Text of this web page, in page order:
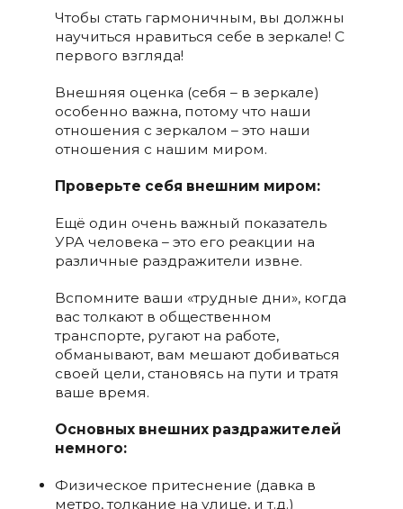
Чтобы стать гармоничным, вы должны
научиться нравиться себе в зеркале! С
первого взгляда!
Внешняя оценка (себя – в зеркале)
особенно важна, потому что наши
отношения с зеркалом – это наши
отношения с нашим миром.
Проверьте себя внешним миром:
Ещё один очень важный показатель
УРА человека – это его реакции на
различные раздражители извне.
Вспомните ваши «трудные дни», когда
вас толкают в общественном
транспорте, ругают на работе,
обманывают, вам мешают добиваться
своей цели, становясь на пути и тратя
ваше время.
Основных внешних раздражителей
немного:
Физическое притеснение (давка в
метро, толкание на улице, и т.д.)